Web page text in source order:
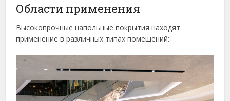
Области применения
Высокопрочные напольные покрытия находят
применение в различных типах помещений: